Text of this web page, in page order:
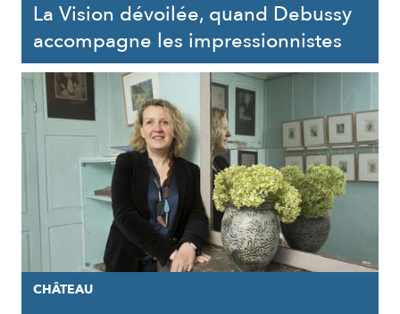
La Vision dévoilée, quand Debussy
accompagne les impressionnistes
CHÂTEAU